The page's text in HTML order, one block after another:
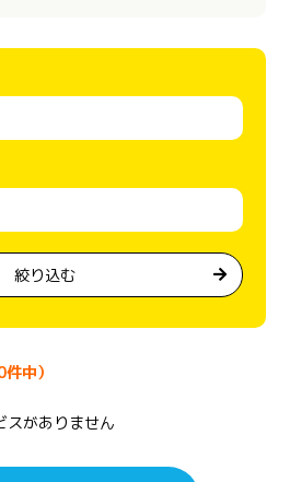
絞り込む
中）
スがありません